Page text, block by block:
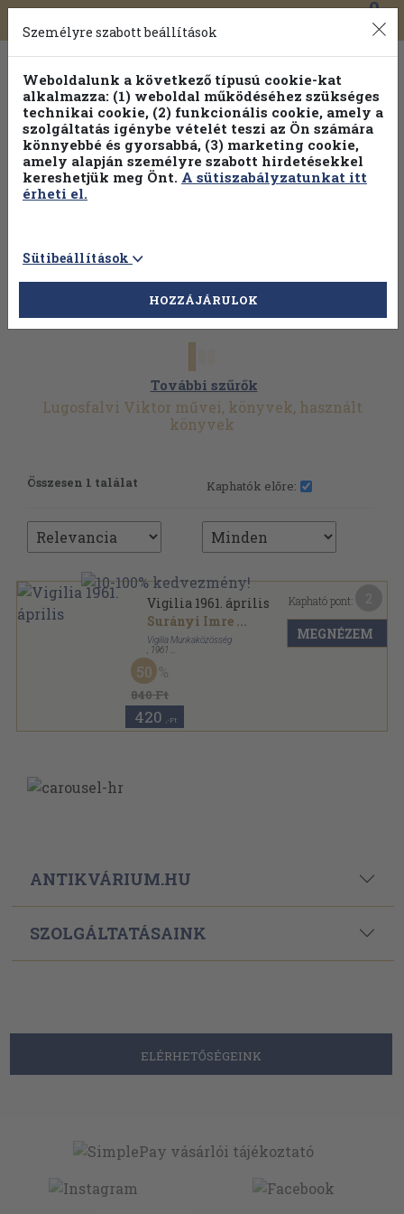
Toggle
navigation
0
Válogasson több mint 1.000.000 kiadványunk közül
100% kedvezménnyel!
További szűrők
Lugosfalvi Viktor művei, könyvek, használt
könyvek
Összesen 1 találat Kaphatók előre:
Vigilia 1961. április
Surányi Imre ...
Vigilia Munkaközösség
1961
Tűzött kötés
Vigilia sorozat
840 Ft
50
420 ,-Ft
Kapható pont:
MEGNÉZEM
ANTIKVÁRIUM.HU
SZOLGÁLTATÁSAINK
ELÉRHETŐSÉGEINK
Személyre szabott beállítások
Weboldalunk a következő típusú cookie-kat
alkalmazza: (1) weboldal működéséhez szükséges
technikai cookie, (2) funkcionális cookie, amely a
szolgáltatás igénybe vételét teszi az Ön számára
könnyebbé és gyorsabbá, (3) marketing cookie,
amely alapján személyre szabott hirdetésekkel
kereshetjük meg Önt. A sütiszabályzatunkat itt
érheti el.
Sütibeállítások
HOZZÁJÁRULOK